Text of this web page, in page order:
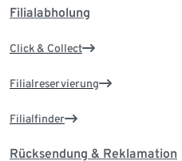
Filialabholung
Click & Collect
Filialreservierung
Filialfinder
Rücksendung & Reklamation